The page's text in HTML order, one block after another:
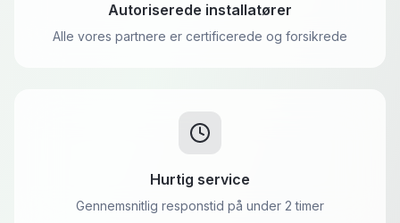
Autoriserede installatører
Alle vores partnere er certificerede og forsikrede
Hurtig service
Gennemsnitlig responstid på under 2 timer